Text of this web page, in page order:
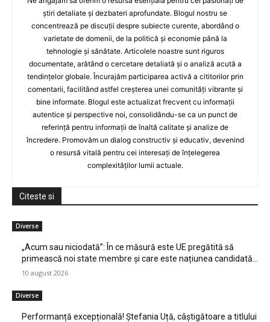
știri detaliate și dezbateri aprofundate. Blogul nostru se
concentrează pe discuții despre subiecte curente, abordând o
varietate de domenii, de la politică și economie până la
tehnologie și sănătate. Articolele noastre sunt riguros
documentate, arătând o cercetare detaliată și o analiză acută a
tendințelor globale. Încurajăm participarea activă a cititorilor prin
comentarii, facilitând astfel creșterea unei comunități vibrante și
bine informate. Blogul este actualizat frecvent cu informații
autentice și perspective noi, consolidându-se ca un punct de
referință pentru informații de înaltă calitate și analize de
încredere. Promovăm un dialog constructiv și educativ, devenind
o resursă vitală pentru cei interesați de înțelegerea
complexităților lumii actuale.
Citeste si
Diverse
„Acum sau niciodată”: În ce măsură este UE pregătită să
primească noi state membre și care este națiunea candidată…
10 august 2026
Diverse
Performanță excepțională! Ștefania Uță, câștigătoare a titlului